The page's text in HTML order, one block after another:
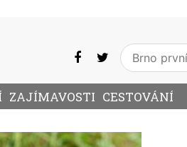
ZAJÍMAVOSTI CESTOVÁNÍ